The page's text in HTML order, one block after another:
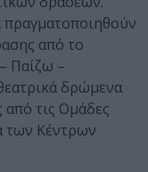
πραγματοποιηθούν
από το
Παίζω –
δρώμενα
από τις Ομάδες
των Κέντρων